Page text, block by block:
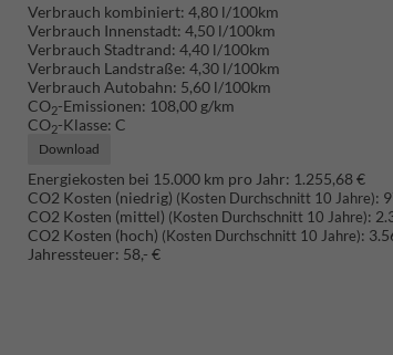
Verbrauch kombiniert: 4,80 l/100km
Verbrauch Innenstadt: 4,50 l/100km
Verbrauch Stadtrand: 4,40 l/100km
Verbrauch Landstraße: 4,30 l/100km
Verbrauch Autobahn: 5,60 l/100km
CO2-Emissionen: 108,00 g/km
CO2-Klasse: C
Download
Energiekosten bei 15.000 km pro Jahr: 1.255,68 €
CO2 Kosten (niedrig) (Kosten Durchschnitt 10 Jahre):
CO2 Kosten (mittel) (Kosten Durchschnitt 10 Jahre):
CO2 Kosten (hoch) (Kosten Durchschnitt 10 Jahre):
Jahressteuer: 58,- €